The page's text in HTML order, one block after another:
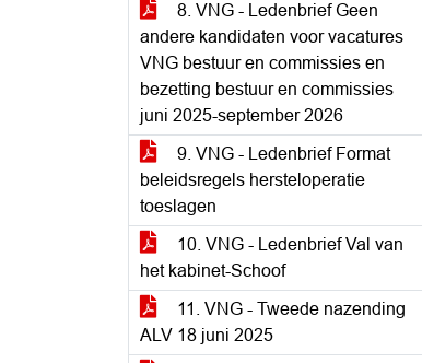
8. VNG - Ledenbrief Geen
andere kandidaten voor vacatures
VNG bestuur en commissies en
bezetting bestuur en commissies
juni 2025-september 2026
9. VNG - Ledenbrief Format
beleidsregels hersteloperatie
toeslagen
10. VNG - Ledenbrief Val van
het kabinet-Schoof
11. VNG - Tweede nazending
ALV 18 juni 2025